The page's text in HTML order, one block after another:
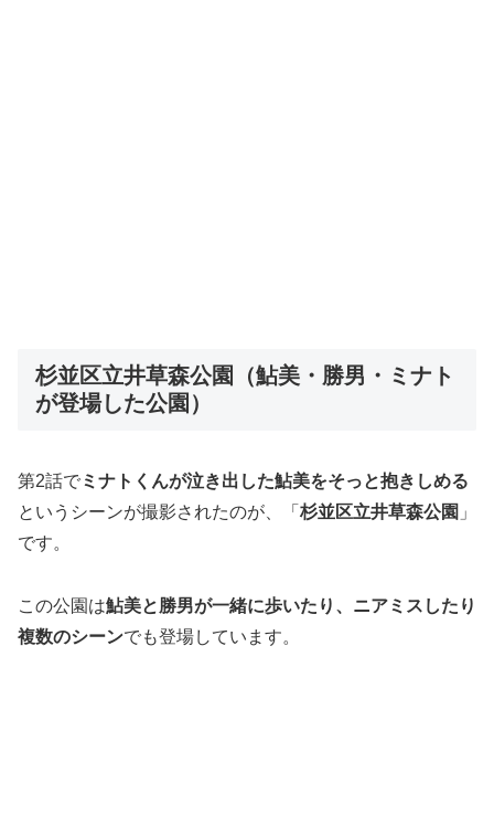
杉並区立井草森公園（鮎美・勝男・ミナト
が登場した公園）
第2話でミナトくんが泣き出した鮎美をそっと抱きしめる
というシーンが撮影されたのが、「 杉並区立井草森公園 」
です。
この公園は鮎美と勝男が一緒に歩いたり、ニアミスしたり
複数のシーンでも登場しています。